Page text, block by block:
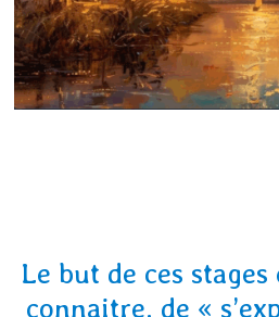
Le but de ces
connaitre, de «